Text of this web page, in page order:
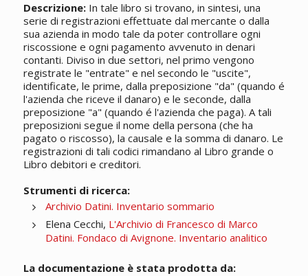
Descrizione:In tale libro si trovano, in sintesi, una
serie di registrazioni effettuate dal mercante o dalla
sua azienda in modo tale da poter controllare ogni
riscossione e ogni pagamento avvenuto in denari
contanti. Diviso in due settori, nel primo vengono
registrate le "entrate" e nel secondo le "uscite",
identificate, le prime, dalla preposizione "da" (quando é
l'azienda che riceve il danaro) e le seconde, dalla
preposizione "a" (quando é l'azienda che paga). A tali
preposizioni segue il nome della persona (che ha
pagato o riscosso), la causale e la somma di danaro. Le
registrazioni di tali codici rimandano al Libro grande o
Libro debitori e creditori.
Strumenti di ricerca:
Archivio Datini. Inventario sommario
Elena Cecchi, L'Archivio di Francesco di Marco
Datini. Fondaco di Avignone. Inventario analitico
La documentazione è stata prodotta da: